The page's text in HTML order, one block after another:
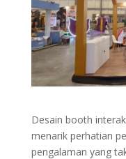
Desain booth
menarik perhatian
pengalaman yang